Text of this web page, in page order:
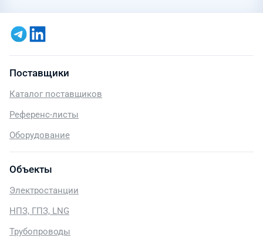
Поставщики
Каталог поставщиков
Референс-листы
Оборудование
Объекты
Электростанции
НПЗ, ГПЗ, LNG
Трубопроводы